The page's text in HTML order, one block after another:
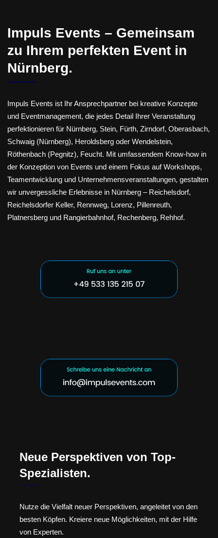
Impuls Events – Gemeinsam
zu Ihrem perfekten Event in
Nürnberg.
Impuls Events ist Ihr Ansprechpartner bei kreative Konzepte
und Eventmanagement, die jedes Detail Ihrer Veranstaltung
perfektionieren für Nürnberg, Stein, Fürth, Zirndorf, Oberasbach,
Schwaig (Nürnberg), Heroldsberg oder Wendelstein,
Röthenbach (Pegnitz), Feucht. Mit umfassendem Know-how in
der Konzeption von Events und einem Fokus auf Workshops,
Teamentwicklung und Unternehmensveranstaltungen, gestalten
wir unvergessliche Erlebnisse in Nürnberg – Reichelsdorf,
Reichelsdorfer Keller, Rennweg, Lorenz, Pillenreuth,
Platnersberg und Rangierbahnhof, Rechenberg, Rehhof.
Neue Perspektiven von Top-
Spezialisten.
Nutze die Vielfalt neuer Perspektiven, angeleitet von den
besten Köpfen. Kreiere neue Möglichkeiten, mit der Hilfe
von Experten.